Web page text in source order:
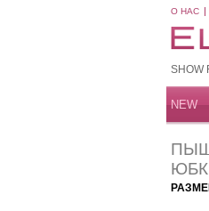
О НАС
NEW